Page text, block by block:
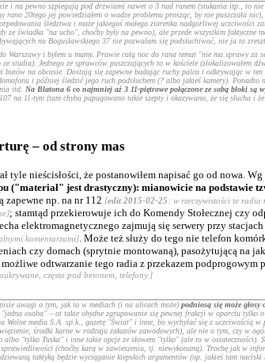
na pewno szpiegują pod drzwiami nawet o 3 nad ranem (stukania itp., to nie
rano 20tego jej powiedziałem o wadze problemu prosząc, by nie puszczała
śledztwa i może jakiegoś małego ziarenka nadgorliwej
ze świadka "na ucho", choćby były na pewno), ale przede wszystkim
na Bogusławskiego 37 nie pozwalam się podsłuchiwać, nie ja to
Warszawy i byłem u mamy. Prawie całą noc do rana temat "nie ma sprawy
studia). Jednego ze sprawców puszczających to w kościele (zlokalizowałem
butów na obcasie. Dostają się zapewne badając ruchy palca i odkrywając w
i później śledzić jego ruch podsłuchem (? albo jakieś kamery).
itd. Na Blatona 6 co najmniej aż 3 11-piętrowe połączone ze sobą bloki są
na 11-tym (tam chyba papugowano takie szepty i okazywano, że się
– od strony mas
tyle nieścisłości, że postanowiłem napisać go od nowa.
("materiał" jest drastyczny): mianowicie na podstawie
np. na nr 112 [edit 2015-02-25: w rzeczywistości te radia
; stamtąd przekierowuje ich do Komendy Stołecznej czy
elektromagnetycznego zajmują się serwery przy
komentarzami] . Może też służy do tego nie telefon
czy domach (sprytnie montowaną), pasożytującą na
odtwarzanie tego radia z przekazem podprogowym
często pod betonem, telefony.]
uwagi o tym, jak to w mediach (i na ulicach może) podniosą się może głosy
"jedna osoba" – ot takie ohydne zgrupowanie się pewnej frakcji w oparciu
Wolne media S.A. sp.k., gazetę "Świat" i inne, bo wychylać się z
środki karne w rodzaju zakazów zawodowych), ale nie o tym, czy w
"tylko Tuska" i inne takie opcje ze słowem "tylko" (ale to w
(choćby karą w zawieszeniu, tj. niewykonaną). Trochę jak w
taktyką będzie wyciąganie kiepskich argumentów (np. jakieś tam